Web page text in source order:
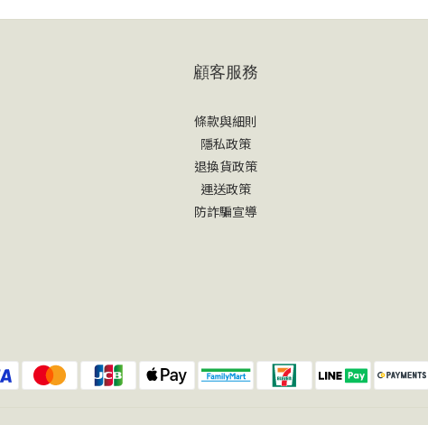
顧客服務
條款與細則
隱私政策
退換貨政策
運送政策
防詐騙宣導